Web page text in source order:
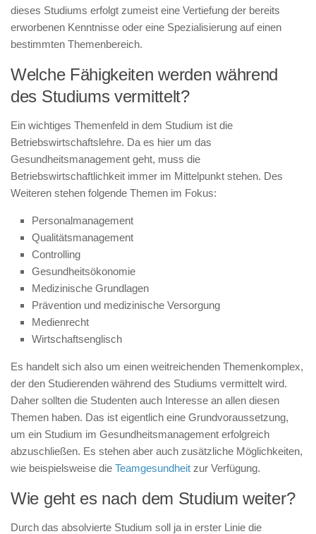
dieses Studiums erfolgt zumeist eine Vertiefung der bereits
erworbenen Kenntnisse oder eine Spezialisierung auf einen
bestimmten Themenbereich.
Welche Fähigkeiten werden während
des Studiums vermittelt?
Ein wichtiges Themenfeld in dem Studium ist die
Betriebswirtschaftslehre. Da es hier um das
Gesundheitsmanagement geht, muss die
Betriebswirtschaftlichkeit immer im Mittelpunkt stehen. Des
Weiteren stehen folgende Themen im Fokus:
Personalmanagement
Qualitätsmanagement
Controlling
Gesundheitsökonomie
Medizinische Grundlagen
Prävention und medizinische Versorgung
Medienrecht
Wirtschaftsenglisch
Es handelt sich also um einen weitreichenden Themenkomplex,
der den Studierenden während des Studiums vermittelt wird.
Daher sollten die Studenten auch Interesse an allen diesen
Themen haben. Das ist eigentlich eine Grundvoraussetzung,
um ein Studium im Gesundheitsmanagement erfolgreich
abzuschließen. Es stehen aber auch zusätzliche Möglichkeiten,
wie beispielsweise die Teamgesundheit zur Verfügung.
Wie geht es nach dem Studium weiter?
Durch das absolvierte Studium soll ja in erster Linie die